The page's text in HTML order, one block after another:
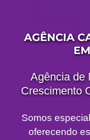
AGÊNCIA
Agência de
Crescimento
Somos
oferecendo